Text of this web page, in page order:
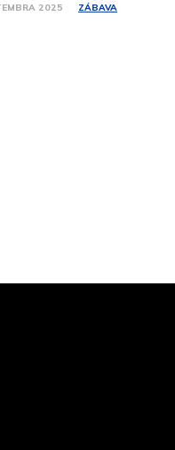
2025 ZÁBAVA